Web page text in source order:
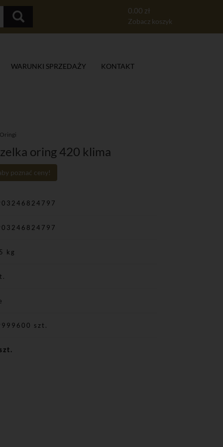
0.00 zł
Zobacz koszyk
WARUNKI SPRZEDAŻY KONTAKT
Oringi
oring 420 klima
poznać ceny!
kg
szt.